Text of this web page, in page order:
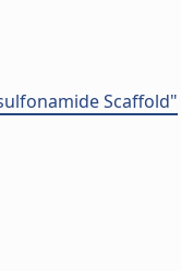
Scaffold"